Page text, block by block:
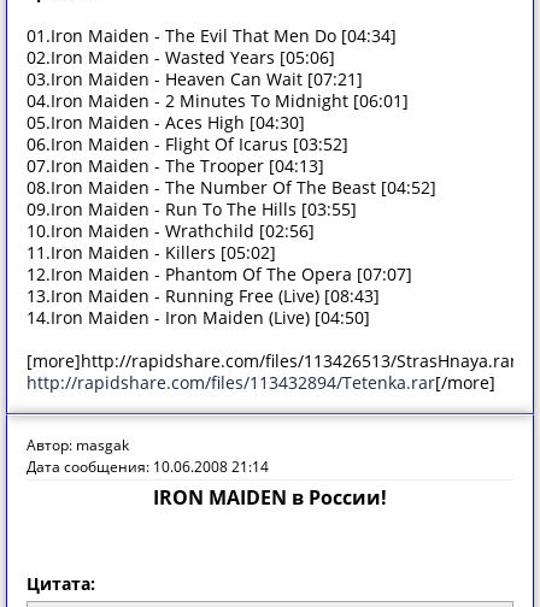
01.Iron Maiden - The Evil That Men Do [04:34]
02.Iron Maiden - Wasted Years [05:06]
03.Iron Maiden - Heaven Can Wait [07:21]
04.Iron Maiden - 2 Minutes To Midnight [06:01]
05.Iron Maiden - Aces High [04:30]
06.Iron Maiden - Flight Of Icarus [03:52]
07.Iron Maiden - The Trooper [04:13]
08.Iron Maiden - The Number Of The Beast [04:52]
09.Iron Maiden - Run To The Hills [03:55]
10.Iron Maiden - Wrathchild [02:56]
11.Iron Maiden - Killers [05:02]
12.Iron Maiden - Phantom Of The Opera [07:07]
13.Iron Maiden - Running Free (Live) [08:43]
14.Iron Maiden - Iron Maiden (Live) [04:50]
[more]http://rapidshare.com/files/113426513/StrasHnaya.rar
http://rapidshare.com/files/113432894/Tetenka.rar[/more]
Автор: masgak
Дата сообщения: 10.06.2008 21:14
IRON MAIDEN в России!
Цитата: